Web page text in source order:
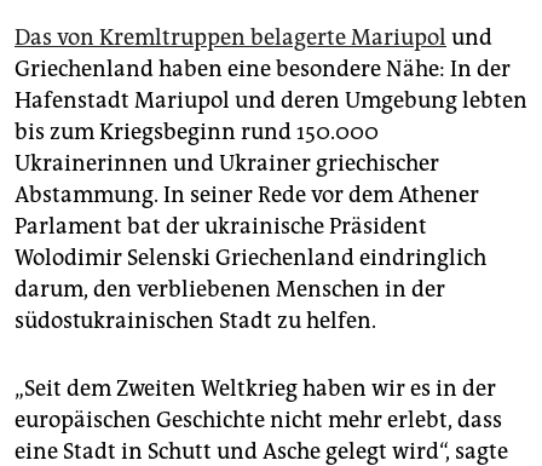
Das von Kremltruppen belagerte Mariupol und
Griechenland haben eine besondere Nähe: In der
Hafenstadt Mariupol und deren Umgebung lebten
bis zum Kriegsbeginn rund 150.000
Ukrainerinnen und Ukrainer griechischer
Abstammung. In seiner Rede vor dem Athener
Parlament bat der ukrainische Präsident
Wolodimir Selenski Griechenland eindringlich
darum, den verbliebenen Menschen in der
südostukrainischen Stadt zu helfen.
„Seit dem Zweiten Weltkrieg haben wir es in der
europäischen Geschichte nicht mehr erlebt, dass
eine Stadt in Schutt und Asche gelegt wird“, sagte